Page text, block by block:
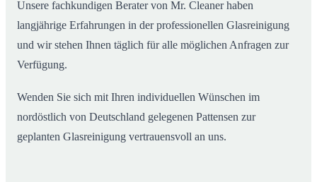
Unsere fachkundigen Berater von Mr. Cleaner haben
langjährige Erfahrungen in der professionellen Glasreinigung
und wir stehen Ihnen täglich für alle möglichen Anfragen zur
Verfügung.
Wenden Sie sich mit Ihren individuellen Wünschen im
nordöstlich von Deutschland gelegenen Pattensen zur
geplanten Glasreinigung vertrauensvoll an uns.